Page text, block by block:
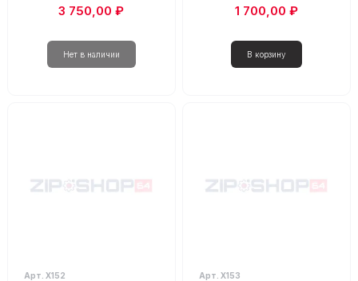
3 750,00 ₽ 1 700,00 ₽
Арт. Х152 Арт. Х153